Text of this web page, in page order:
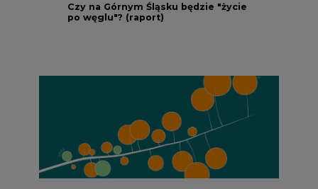
Czy na Górnym Śląsku będzie "życie
po węglu"? (raport)